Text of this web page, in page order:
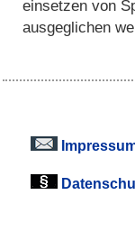
einsetzen von
ausgeglichen